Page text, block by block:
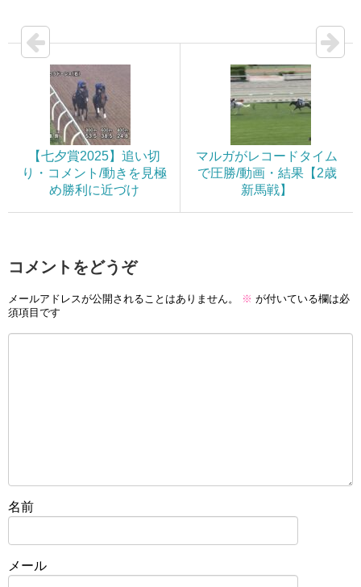
【七夕賞2025】追い切
り・コメント/動きを見極
め勝利に近づけ
マルガがレコードタイム
で圧勝/動画・結果【2歳
新馬戦】
コメントをどうぞ
メールアドレスが公開されることはありません。 ※ が付いている欄は必
須項目です
名前
メール